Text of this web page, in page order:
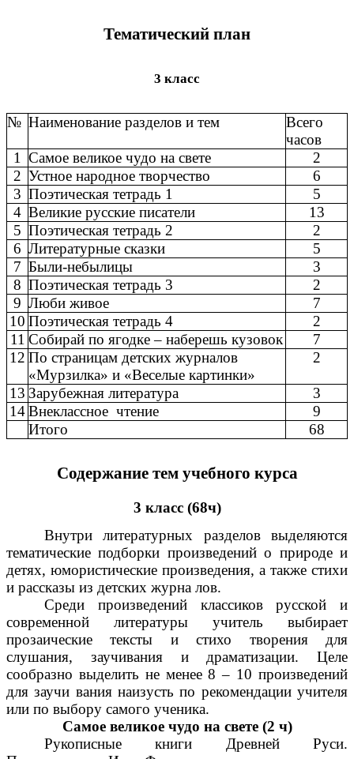
Тематический план
3 класс
№ Наименование разделов и тем
Всего
часов
1
Самое великое чудо на свете
2
2 Устное народное творчество
6
3 Поэтическая тетрадь 1
5
4 Великие русские писатели
13
5 Поэтическая тетрадь 2
2
6 Литературные сказки
5
7 Были-небылицы
3
8 Поэтическая тетрадь 3
2
9 Люби живое
7
10 Поэтическая тетрадь 4
2
11 Собирай по ягодке – наберешь кузовок
7
12 По страницам детских журналов
«Мурзилка» и «Веселые картинки»
2
13 Зарубежная литература
3
14Внеклассное чтение
9
Итого
68
Содержание тем учебного курса
3 класс (68ч)
Внутри литературных разделов выделяются
тематические подборки произведений о природе и
детях, юмористические произведения, а также стихи
и рассказы из детских журна лов.
Среди произведений классиков русской и
современной литературы учитель выбирает
прозаические тексты и стихо творения для
слушания, заучивания и драматизации. Целе
сообразно выделить не менее 8 – 10 произведений
для заучи вания наизусть по рекомендации учителя
или по выбору самого ученика.
Самое великое чудо на свете (2 ч)
Рукописные книги Древней Руси.